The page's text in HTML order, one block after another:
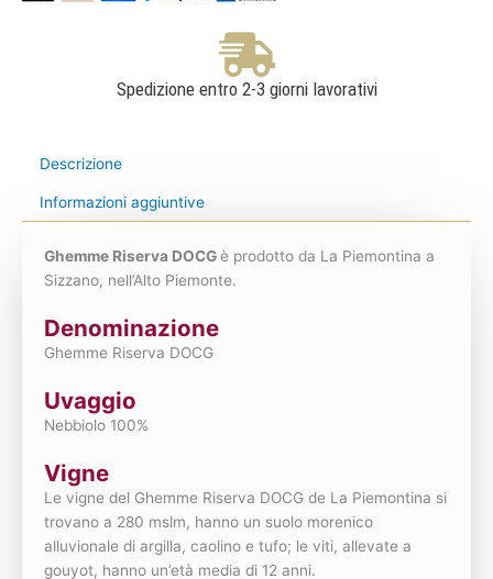
Spedizione entro 2-3 giorni lavorativi
Descrizione
Informazioni aggiuntive
Ghemme Riserva DOCGè prodotto da La Piemontina a
Sizzano, nell’Alto Piemonte.
Denominazione
Ghemme Riserva DOCG
Uvaggio
Nebbiolo 100%
Vigne
Le vigne del Ghemme Riserva DOCG de La Piemontina si
trovano a 280 mslm, hanno un suolo morenico
alluvionale di argilla, caolino e tufo; le viti, allevate a
gouyot, hanno un’età media di 12 anni.